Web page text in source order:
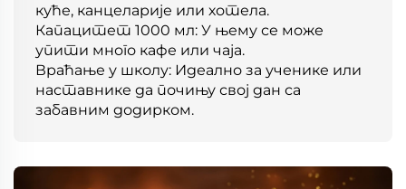
куће, канцеларије или хотела.
Капацитет 1000 мл: У њему се може
упити много кафе или чаја.
Враћање у школу: Идеално за ученике или
наставнике да почињу свој дан са
забавним додирком.